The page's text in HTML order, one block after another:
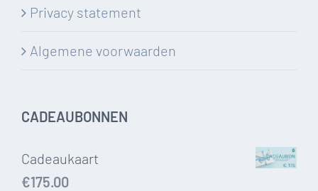
Privacy statement
Algemene voorwaarden
CADEAUBONNEN
Cadeaukaart
€175.00